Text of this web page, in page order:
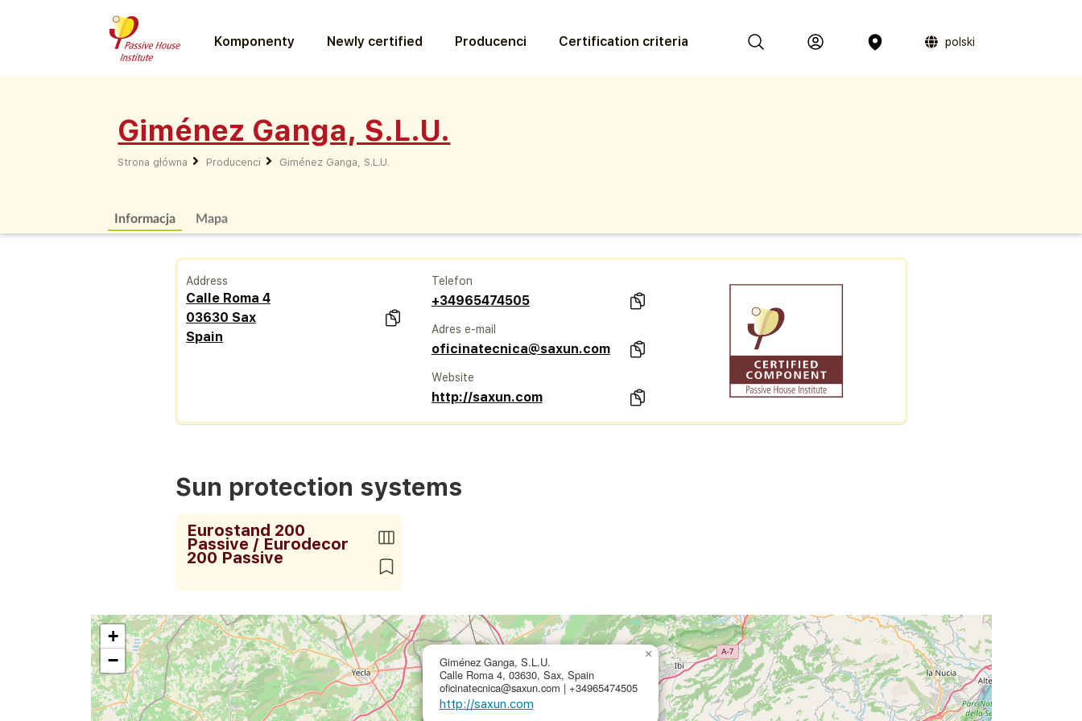
Komponenty Newly certified Producenci Certification criteria polski
Giménez Ganga, S.L.U.
Strona główna Producenci Giménez Ganga, S.L.U.
Informacja Mapa
Address
Calle Roma 4
03630 Sax
Spain
Telefon
+34965474505
Adres e-mail
oficinatecnica@saxun.com
Website
http://saxun.com
Sun protection systems
Eurostand 200
Passive / Eurodecor
200 Passive
Giménez Ganga, S.L.U.
Calle Roma 4, 03630, Sax, Spain
oficinatecnica@saxun.com | +34965474505
http://saxun.com
×
+
−